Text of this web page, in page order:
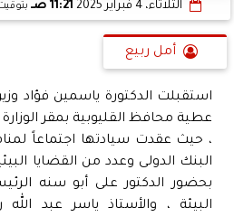
الثلاثاء، 4 فبراير 2025 11:21 صـ
أمل ربيع
استقبلت الدكتورة ياسمين فؤاد
عطية محافظ القليوبية بمقر الوزارة
، حيث عقدت سيادتها اجتماعاً
البنك الدولى وعدد من القضايا
بحضور الدكتور على أبو سنه
البيئة ، والأستاذ ياسر عبد